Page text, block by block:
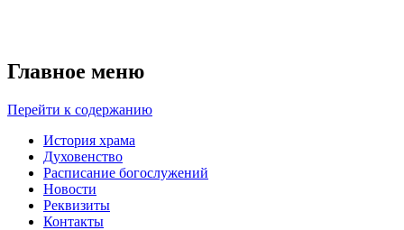
Главное меню
Перейти к содержанию
История храма
Духовенство
Расписание богослужений
Новости
Реквизиты
Контакты